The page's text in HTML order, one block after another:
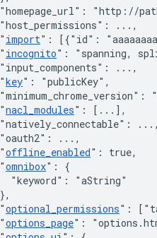
"homepage_url" : "http://
"host_permissions" : ... ,
" import" : [{"id" :
" incognito" : "spanning,
"input_components" : ... ,
"key" : "publicKey" ,
"minimum_chrome_version" :
"nacl_modules" : [ ... ] ,
"natively_connectable" : ... ,
"oauth2" : ... ,
"offline_enabled" : true,
"omnibox" :
{
"keyword" :
"aString"
},
"optional_permissions" : [
"options_page" :